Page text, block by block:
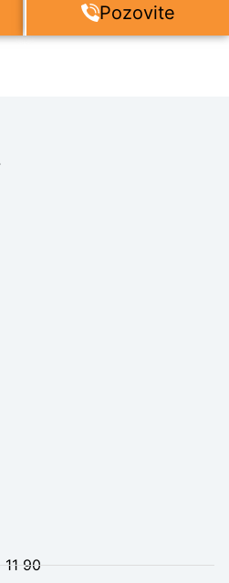
Pozovite
90